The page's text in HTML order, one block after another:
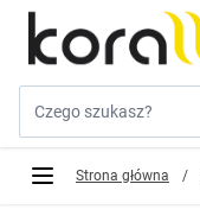
Przejdź do treści
Strona główna /